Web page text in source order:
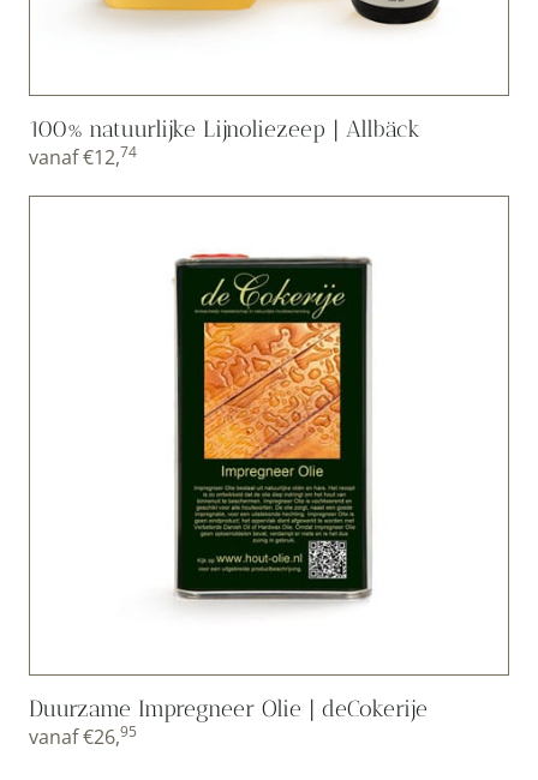
100% natuurlijke Lijnoliezeep | Allbäck
vanaf€12,74
Duurzame Impregneer Olie | deCokerije
vanaf€26,95